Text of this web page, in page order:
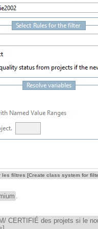
filtres [Create class system for
.
CERTIFIÉ des projets si le